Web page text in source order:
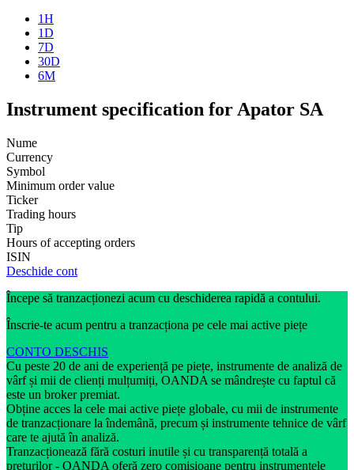
1H
1D
7D
30D
6M
Instrument specification for Apator SA
Nume
Currency
Symbol
Minimum order value
Ticker
Trading hours
Tip
Hours of accepting orders
ISIN
Deschide cont
Începe să tranzacționezi acum cu deschiderea rapidă a contului.
Înscrie-te acum pentru a tranzacționa pe cele mai active piețe
CONTO DESCHIS
Cu peste 20 de ani de experiență pe piețe, instrumente de analiză de
vârf și mii de clienți mulțumiți, OANDA se mândrește cu faptul că
este un broker premiat.
Obține acces la cele mai active piețe globale, cu mii de instrumente
de tranzacționare la îndemână, precum și instrumente tehnice de vârf
care te ajută în analiză.
Tranzacționează fără costuri inutile și cu transparență totală a
prețurilor - OANDA oferă zero comisioane pentru instrumentele